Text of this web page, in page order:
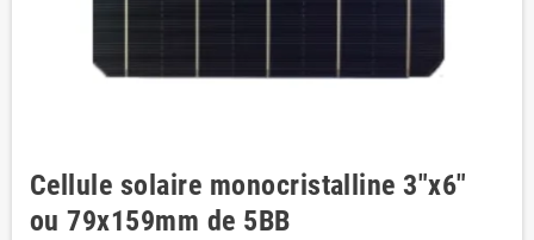
Cellule solaire monocristalline 3"x6"
ou 79x159mm de 5BB